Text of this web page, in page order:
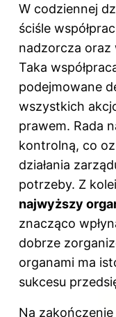
W codziennej
ściśle
nadzorcza oraz
Taka
podejmowane
wszystkich
prawem. Rada
kontrolną, co
działania
potrzeby. Z
najwyższy
znacząco
dobrze
organami ma
sukcesu
Na zakończenie